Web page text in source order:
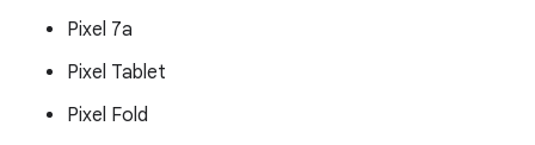
Pixel 7a
Pixel Tablet
Pixel Fold